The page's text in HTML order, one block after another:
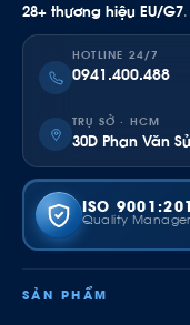
28+ thương hiệu EU/G7.
HOTLINE 24/7
0941.400.488
TRỤ SỞ · HCM
30D Phan Văn
ISO
Quality
SẢN PHẨM